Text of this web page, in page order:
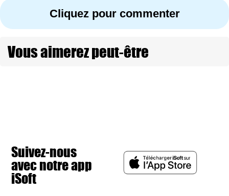
Cliquez pour commenter
Vous aimerez peut-être
Suivez-nous
avec notre app
iSoft